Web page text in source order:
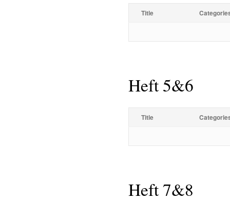
Title
Heft 5&6
Title
Heft 7&8